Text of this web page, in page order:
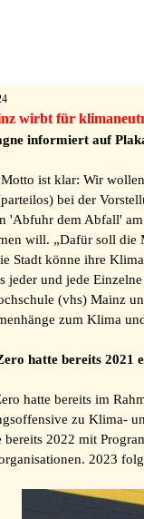
wirbt für
informiert auf
ist klar: Wir
bei der
'Abfuhr dem Abfall'
will. „Dafür soll die
Stadt könne ihre
jeder und jede
(vhs) Mainz
zum Klima
hatte bereits 2021
hatte bereits im
zu Klima-
bereits 2022 mit
2023